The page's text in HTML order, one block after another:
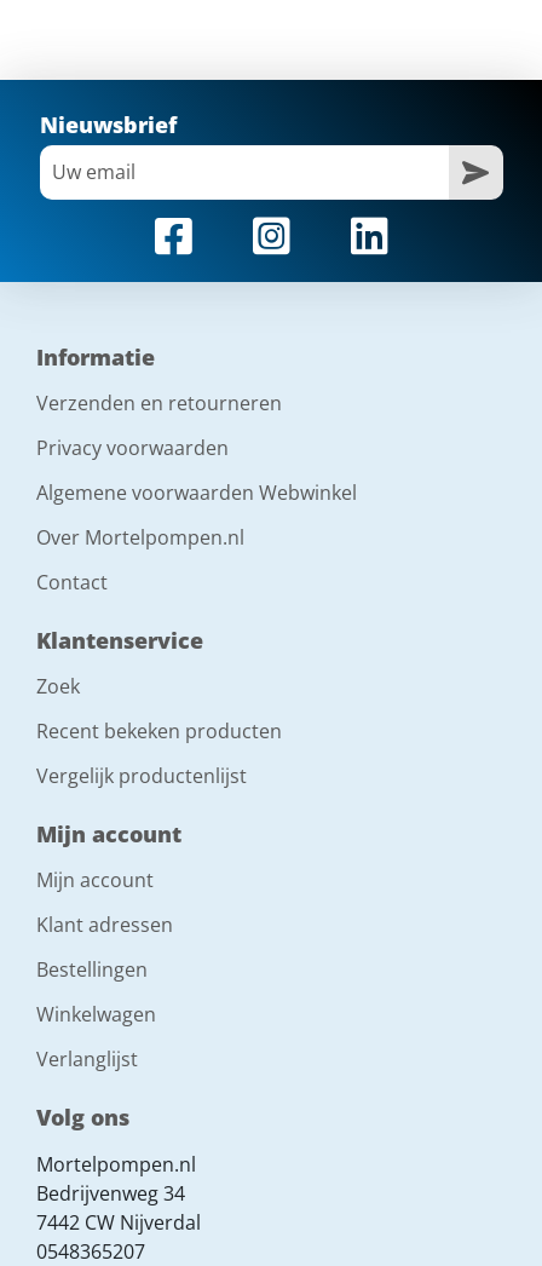
Nieuwsbrief
Informatie
Verzenden en retourneren
Privacy voorwaarden
Algemene voorwaarden Webwinkel
Over Mortelpompen.nl
Contact
Klantenservice
Zoek
Recent bekeken producten
Vergelijk productenlijst
Mijn account
Mijn account
Klant adressen
Bestellingen
Winkelwagen
Verlanglijst
Volg ons
Mortelpompen.nl
Bedrijvenweg 34
7442 CW Nijverdal
0548365207